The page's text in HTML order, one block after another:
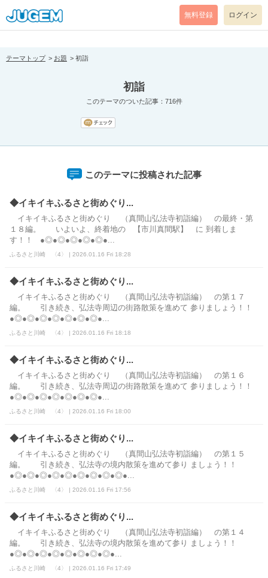
[pear_error: message="Success" code=0 mode=return level=notice
prefix="" info=""]
無料登録 ログイン
テーマトップ お題 初詣
初詣
このテーマのついた記事：716件
このテーマに投稿された記事
◆イキイキふるさと街めぐり...
イキイキふるさと街めぐり （真間山弘法寺初詣編） の最終・第
１８編。 いよいよ、終着地の 【市川真間駅】 に 到着しま
す！！ ●◎●◎●◎●◎●◎●...
ふるさと川崎 〈4〉 | 2026.01.16 Fri 18:28
◆イキイキふるさと街めぐり...
イキイキふるさと街めぐり （真間山弘法寺初詣編） の第１７
編。 引き続き、弘法寺周辺の街路散策を進めて 参りましょう！！
●◎●◎●◎●◎●◎●◎●◎●...
ふるさと川崎 〈4〉 | 2026.01.16 Fri 18:18
◆イキイキふるさと街めぐり...
イキイキふるさと街めぐり （真間山弘法寺初詣編） の第１６
編。 引き続き、弘法寺周辺の街路散策を進めて 参りましょう！！
●◎●◎●◎●◎●◎●◎●◎●...
ふるさと川崎 〈4〉 | 2026.01.16 Fri 18:00
◆イキイキふるさと街めぐり...
イキイキふるさと街めぐり （真間山弘法寺初詣編） の第１５
編。 引き続き、弘法寺の境内散策を進めて参り ましょう！！
●◎●◎●◎●◎●◎●◎●◎●◎●◎●...
ふるさと川崎 〈4〉 | 2026.01.16 Fri 17:56
◆イキイキふるさと街めぐり...
イキイキふるさと街めぐり （真間山弘法寺初詣編） の第１４
編。 引き続き、弘法寺の境内散策を進めて参り ましょう！！
●◎●◎●◎●◎●◎●◎●◎●◎●...
ふるさと川崎 〈4〉 | 2026.01.16 Fri 17:49